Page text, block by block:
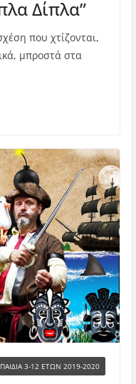
Δίπλα”
που χτίζονται,
μπροστά στα
3-12 ΕΤΏΝ 2019-2020